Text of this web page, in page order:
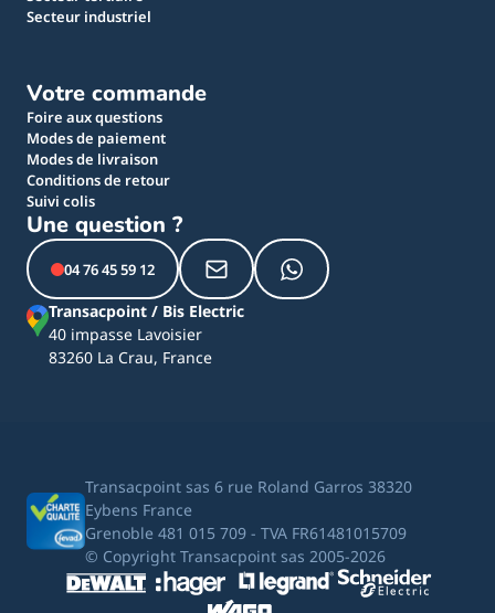
Secteur industriel
Votre commande
Foire aux questions
Modes de paiement
Modes de livraison
Conditions de retour
Suivi colis
Une question ?
04 76 45 59 12
Transacpoint / Bis Electric
40 impasse Lavoisier
83260 La Crau, France
Transacpoint sas 6 rue Roland Garros 38320
Eybens France
Grenoble 481 015 709 - TVA FR61481015709
© Copyright Transacpoint sas 2005-2026